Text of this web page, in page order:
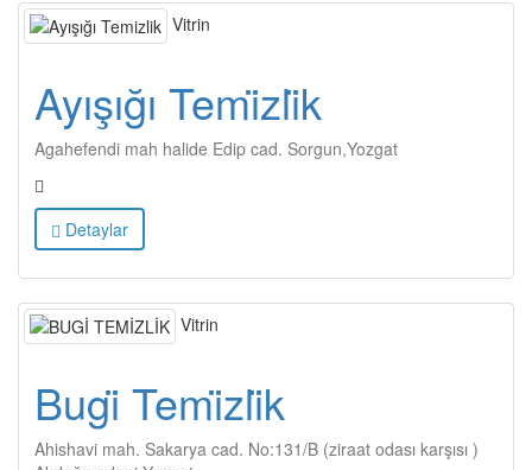
Vitrin
Ayışığı Temi̇zli̇k
Agahefendi mah halide Edip cad. Sorgun,Yozgat
Detaylar
Vitrin
Bugi̇ Temi̇zli̇k
Ahishavi mah. Sakarya cad. No:131/B (ziraat odası karşısı )